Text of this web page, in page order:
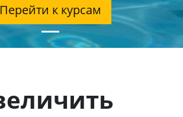
Перейти к курсам